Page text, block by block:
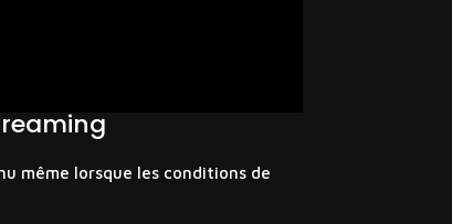
même lorsque les conditions de